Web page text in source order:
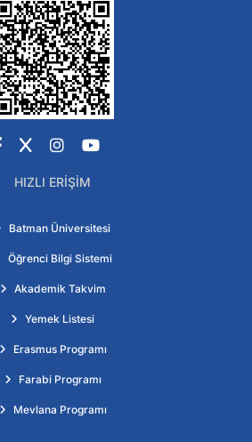
Facebook
X Instagram
YouTube
HIZLI ERIŞIM
Batman Üniversitesi
Öğrenci Bilgi Sistemi
Akademik Takvim
Yemek Listesi
Erasmus Programı
Farabi Programı
Mevlana Programı